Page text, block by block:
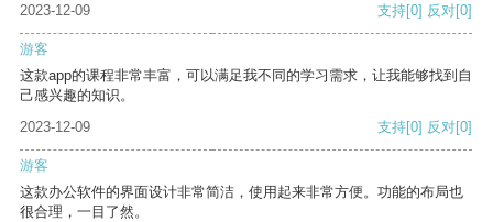
2023-12-09 支持[0] 反对[0]
游客
这款app的课程非常丰富，可以满足我不同的学习需求，让我能够找到自
己感兴趣的知识。
2023-12-09
支持[0] 反对[0]
游客
这款办公软件的界面设计非常简洁，使用起来非常方便。功能的布局也
很合理，一目了然。